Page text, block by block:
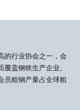
的行业协会之一，会
盖钢铁生产企业、
员粗钢产量占全球粗